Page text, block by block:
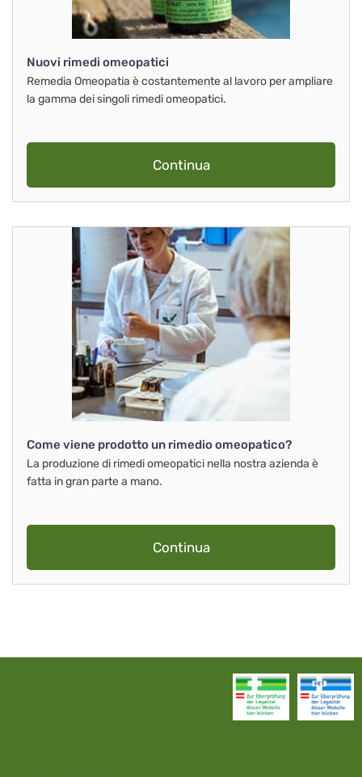
Nuovi rimedi omeopatici
Remedia Omeopatia è costantemente al lavoro per ampliare
la gamma dei singoli rimedi omeopatici.
Continua
Come viene prodotto un rimedio omeopatico?
La produzione di rimedi omeopatici nella nostra azienda è
fatta in gran parte a mano.
Continua